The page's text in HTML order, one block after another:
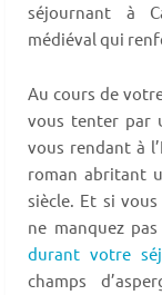
séjournant à
médiéval qui
Au cours de
vous tenter par
vous rendant à
roman abritant
siècle. Et si vous
ne manquez
durant votre
champs